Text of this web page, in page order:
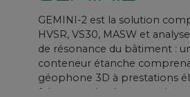
GEMINI-2 est la solution
HVSR, VS30, MASW et
de résonance du bâtiment :
conteneur étanche
géophone 3D à prestations
fréquence de résonance